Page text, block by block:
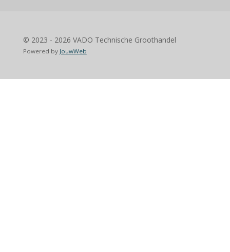
© 2023 - 2026 VADO Technische Groothandel
Powered by JouwWeb